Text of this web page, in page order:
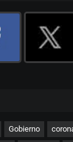
Gobierno